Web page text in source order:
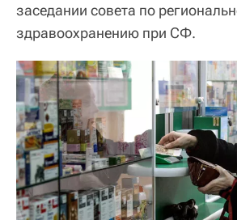
заседании совета по
здравоохранению при СФ.